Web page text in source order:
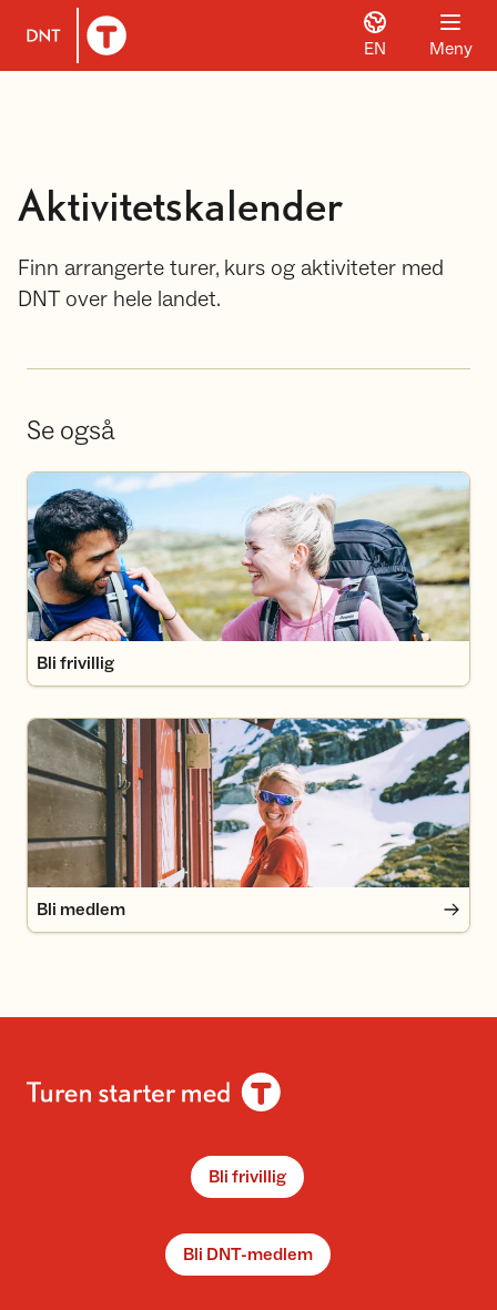
Til DNT.no forside
EN Meny
Aktivitetskalender
Finn arrangerte turer, kurs og aktiviteter med
DNT over hele landet.
Se også
Bli frivillig
Bli frivillig
Bli medlem
Bli medlem
Bli frivillig
Bli DNT-medlem